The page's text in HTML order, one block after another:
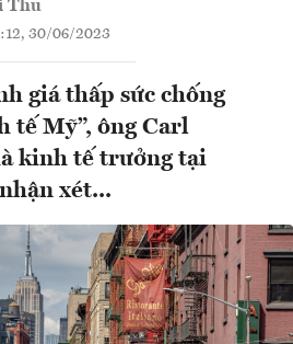
Thu
30/06/2023
giá thấp sức chống
tế Mỹ”, ông Carl
kinh tế trưởng tại
xét...